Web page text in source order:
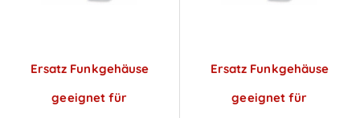
Ersatz Funkgehäuse
geeignet für
Ersatz Funkgehäuse
geeignet für